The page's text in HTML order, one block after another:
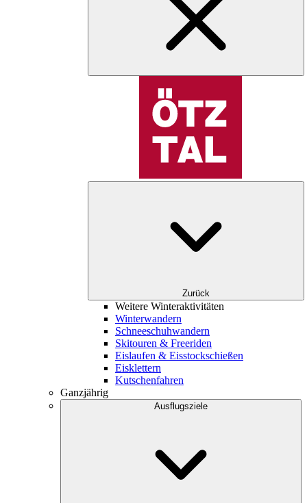
Zurück
Weitere Winteraktivitäten
Winterwandern
Schneeschuhwandern
Skitouren & Freeriden
Eislaufen & Eisstockschießen
Eisklettern
Kutschenfahren
Ganzjährig
Ausflugsziele